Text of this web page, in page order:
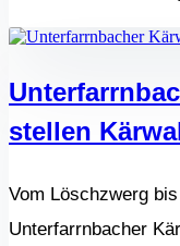
stellen
Vom Löschzwerg
Unterfarrnbacher